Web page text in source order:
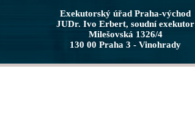
Exekutorský úřad Praha-východ
JUDr. Ivo Erbert, soudní exekutor
Milešovská 1326/4
130 00 Praha 3 - Vinohrady